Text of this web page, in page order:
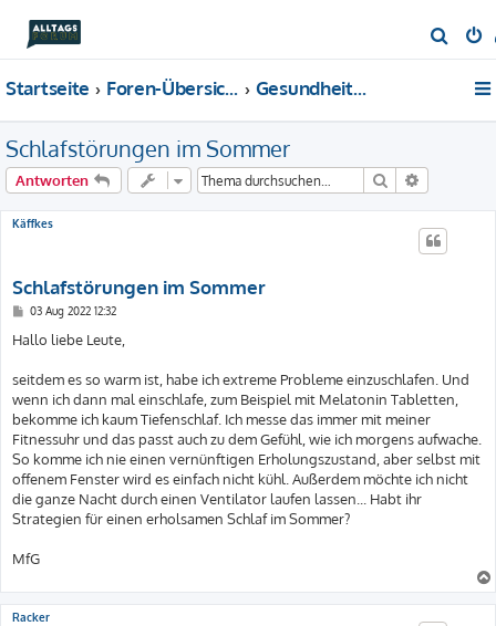
u
Startseite Foren-Übersicht Gesundheit & Beauty
Schlafstörungen im Sommer
Antworten Suche
Käffkes
Schlafstörungen im Sommer
B
i
t
a
g
03 Aug 2022 12:32
Hallo liebe Leute,
seitdem es so warm ist, habe ich extreme Probleme einzuschlafen. Und
wenn ich dann mal einschlafe, zum Beispiel mit Melatonin Tabletten,
bekomme ich kaum Tiefenschlaf. Ich messe das immer mit meiner
Fitnessuhr und das passt auch zu dem Gefühl, wie ich morgens aufwache.
So komme ich nie einen vernünftigen Erholungszustand, aber selbst mit
offenem Fenster wird es einfach nicht kühl. Außerdem möchte ich nicht
die ganze Nacht durch einen Ventilator laufen lassen... Habt ihr
Strategien für einen erholsamen Schlaf im Sommer?
MfG
Racker